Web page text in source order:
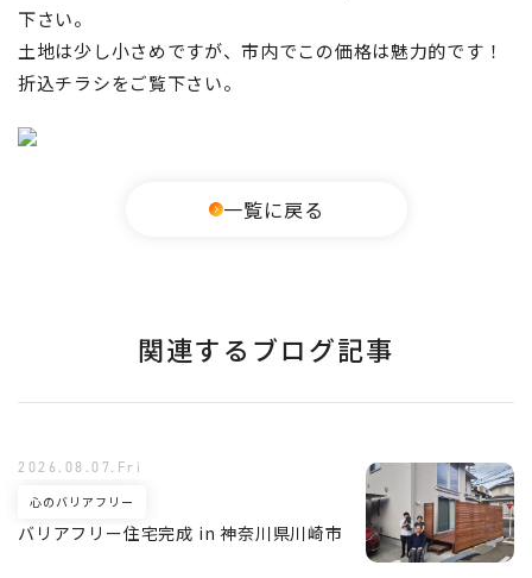
下さい。
土地は少し小さめですが、市内でこの価格は魅力的です！
折込チラシをご覧下さい。
一覧に戻る
関連するブログ記事
バリアフリー住宅完成 in 神奈川県川崎市
心のバリアフリー
2026.08.07.Fri